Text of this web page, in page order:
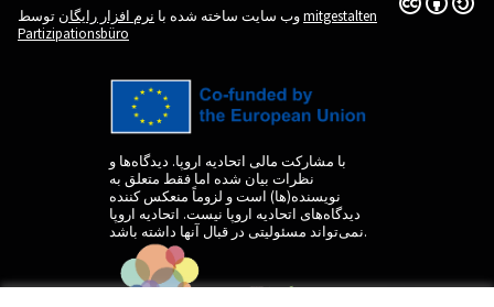
(لینک خارجی) وب سایت ساخته شده با نرم افزار رایگان
mitgestalten
Partizipationsbüro
با مشارکت مالی اتحادیه اروپا. دیدگاه‌ها و
نظرات بیان شده اما فقط متعلق به
نویسنده(ها) است و لزوماً منعکس کننده
دیدگاه‌های اتحادیه اروپا نیست. اتحادیه اروپا
نمی‌تواند مسئولیتی در قبال آنها داشته باشد.